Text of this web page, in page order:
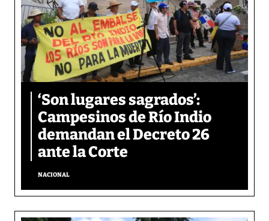
‘Son lugares sagrados’:
Campesinos de Río Indio
demandan el Decreto 26
ante la Corte
NACIONAL